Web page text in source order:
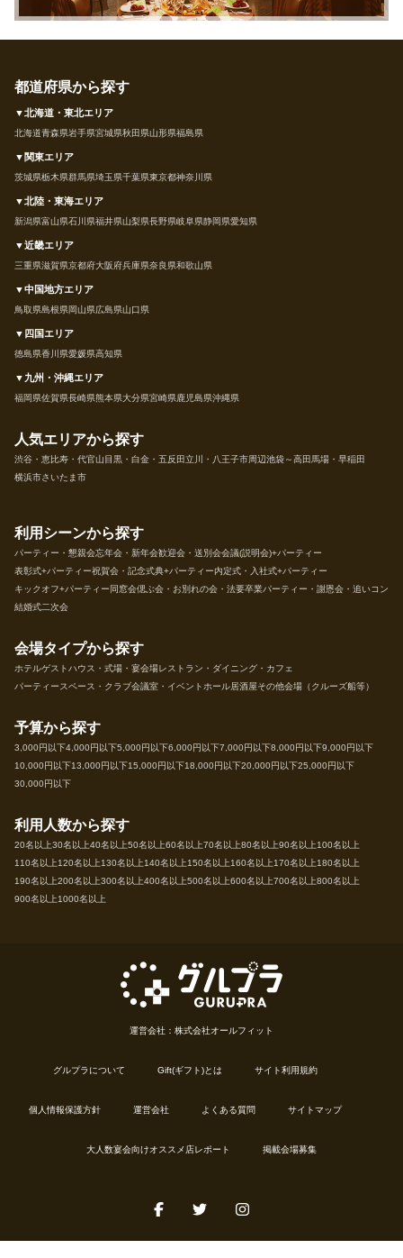
都道府県から探す
▼北海道・東北エリア
北海道青森県岩手県宮城県秋田県山形県福島県
▼関東エリア
茨城県栃木県群馬県埼玉県千葉県東京都神奈川県
▼北陸・東海エリア
新潟県富山県石川県福井県山梨県長野県岐阜県静岡県愛知県
▼近畿エリア
三重県滋賀県京都府大阪府兵庫県奈良県和歌山県
▼中国地方エリア
鳥取県島根県岡山県広島県山口県
▼四国エリア
徳島県香川県愛媛県高知県
▼九州・沖縄エリア
福岡県佐賀県長崎県熊本県大分県宮崎県鹿児島県沖縄県
人気エリアから探す
渋谷・恵比寿・代官山 目黒・白金・五反田立川・八王子市周辺池袋～高田馬場・早稲田
横浜市さいたま市
利用シーンから探す
パーティー・懇親会忘年会・新年会歓迎会・送別会会議(説明会)+パーティー
表彰式+パーティー祝賀会・記念式典+パーティー内定式・入社式+パーティー
キックオフ+パーティー 同窓会偲ぶ会・お別れの会・法要卒業パーティー・謝恩会・追いコン
結婚式二次会
会場タイプから探す
ホテルゲストハウス・式場・宴会場レストラン・ダイニング・カフェ
パーティースペース・クラブ会議室・イベントホール居酒屋その他会場（クルーズ船等）
予算から探す
3,000円以下4,000円以下5,000円以下6,000円以下7,000円以下8,000円以下9,000円以下
10,000円以下13,000円以下15,000円以下18,000円以下20,000円以下25,000円以下
30,000円以下
利用人数から探す
20名以上30名以上40名以上50名以上60名以上70名以上80名以上90名以上100名以上
110名以上120名以上130名以上140名以上150名以上160名以上170名以上180名以上
190名以上200名以上300名以上400名以上500名以上600名以上700名以上800名以上
900名以上1000名以上
運営会社：株式会社オールフィット
グルプラについて Gift(ギフト)とは サイト利用規約
個人情報保護方針 運営会社 よくある質問 サイトマップ
大人数宴会向けオススメ店レポート 掲載会場募集